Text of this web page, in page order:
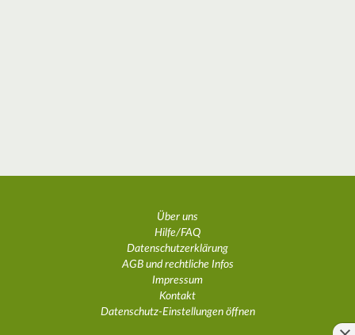
Über uns
Hilfe/FAQ
Datenschutzerklärung
AGB und rechtliche Infos
Impressum
Kontakt
Datenschutz-Einstellungen öffnen